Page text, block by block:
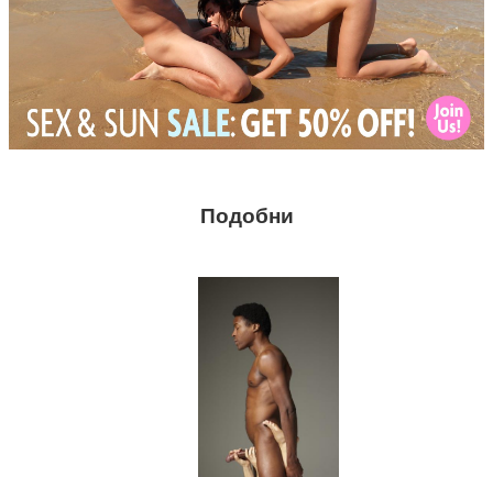
Подобни